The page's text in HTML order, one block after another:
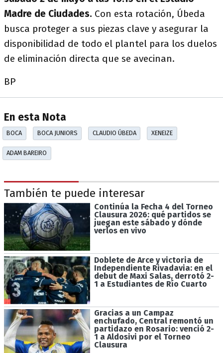
Madre de Ciudades. Con esta rotación, Úbeda
busca proteger a sus piezas clave y asegurar la
disponibilidad de todo el plantel para los duelos
de eliminación directa que se avecinan.
BP
En esta Nota
BOCA BOCA JUNIORS CLAUDIO ÚBEDA XENEIZE
ADAM BAREIRO
También te puede interesar
Continúa la Fecha 4 del Torneo
Clausura 2026: qué partidos se
juegan este sábado y dónde
verlos en vivo
Doblete de Arce y victoria de
Independiente Rivadavia: en el
debut de Maxi Salas, derrotó 2-
1 a Estudiantes de Río Cuarto
Gracias a un Campaz
enchufado, Central remontó un
partidazo en Rosario: venció 2-
1 a Aldosivi por el Torneo
Clausura